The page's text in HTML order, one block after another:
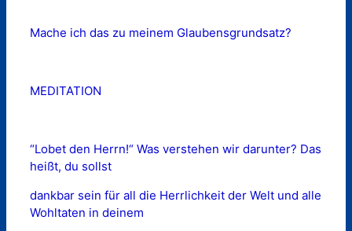
Mache ich das zu meinem Glaubensgrundsatz?
MEDITATION
“Lobet den Herrn!“ Was verstehen wir darunter? Das
heißt, du sollst
dankbar sein für all die Herrlichkeit der Welt und alle
Wohltaten in deinem